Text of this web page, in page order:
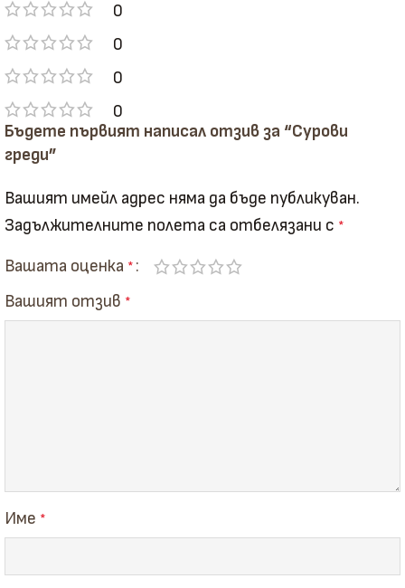
0
0
0
0
Бъдете първият написал отзив за “Сурови
греди”
Вашият имейл адрес няма да бъде публикуван.
Задължителните полета са отбелязани с *
Вашата оценка *
Вашият отзив *
Име *